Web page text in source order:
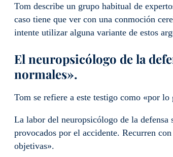
Tom describe un grupo habitual de
caso tiene que ver con una conmoción
intente utilizar alguna variante de estos
El neuropsicólogo de la
normales».
Tom se refiere a este testigo como «por
La labor del neuropsicólogo de la defensa
provocados por el accidente. Recurren
objetivas».